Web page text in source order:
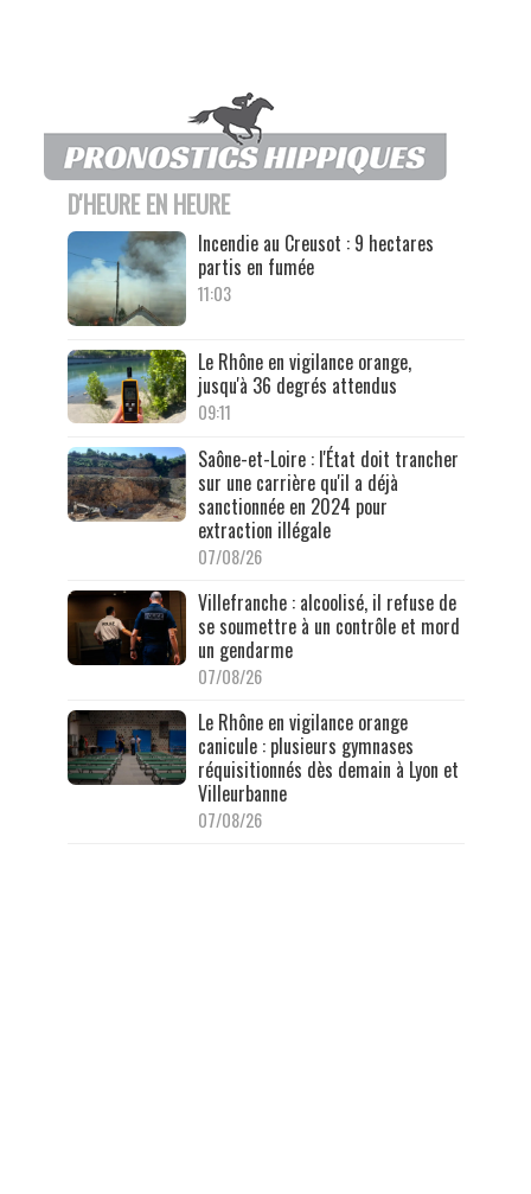
D'HEURE EN HEURE
Incendie au Creusot : 9 hectares
partis en fumée
11:03
Le Rhône en vigilance orange,
jusqu'à 36 degrés attendus
09:11
Saône-et-Loire : l'État doit trancher
sur une carrière qu'il a déjà
sanctionnée en 2024 pour
extraction illégale
07/08/26
Villefranche : alcoolisé, il refuse de
se soumettre à un contrôle et mord
un gendarme
07/08/26
Le Rhône en vigilance orange
canicule : plusieurs gymnases
réquisitionnés dès demain à Lyon et
Villeurbanne
07/08/26